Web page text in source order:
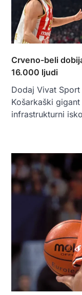
Crveno-beli
16.000 ljudi
Dodaj Vivat
Košarkaški
infrastrukturni